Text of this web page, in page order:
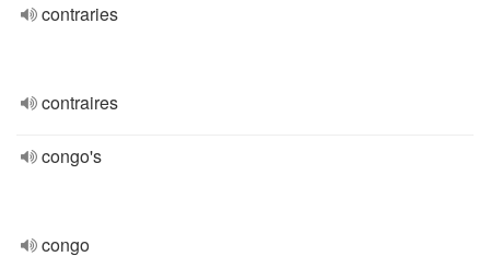
contraries
contraires
congo's
congo